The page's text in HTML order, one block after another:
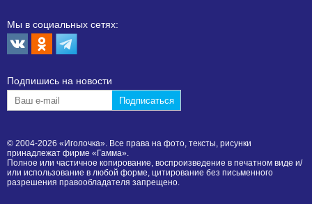
Мы в социальных сетях:
Подпишиcь на новости
© 2004-2026 «Иголочка». Все права на фото, тексты, рисунки
принадлежат фирме «Гамма».
Полное или частичное копирование, воспроизведение в печатном виде и/
или использование в любой форме, цитирование без письменного
разрешения правообладателя запрещено.